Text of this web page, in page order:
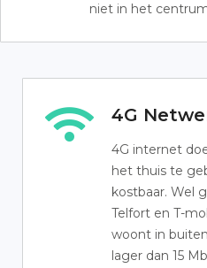
niet in het
4G
4G internet
het thuis te
kostbaar. Wel
Telfort en T-
woont in
lager dan 15